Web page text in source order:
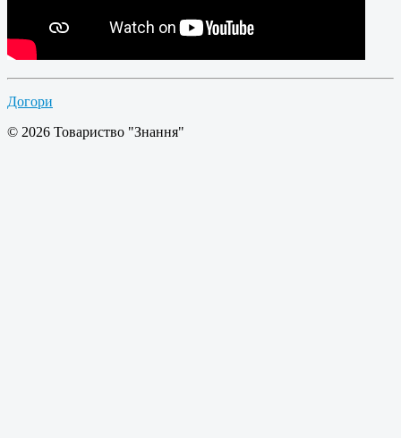
Догори
© 2026 Товариство "Знання"